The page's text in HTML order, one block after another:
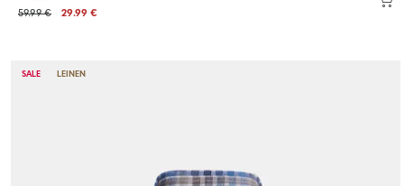
59.99 €
29.99 €
SALE LEINEN